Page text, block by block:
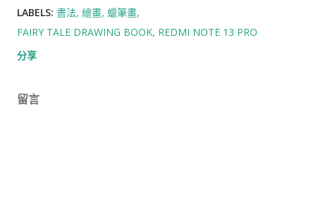
LABELS: 書法 繪畫 蠟筆畫
FAIRY TALE DRAWING BOOK REDMI NOTE 13 PRO
分享
留言